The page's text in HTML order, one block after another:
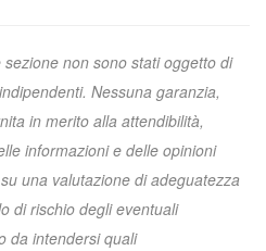
non sono stati oggetto di
Nessuna garanzia,
in merito alla attendibilità,
informazioni e delle opinioni
una valutazione di adeguatezza
di rischio degli eventuali
da intendersi quali